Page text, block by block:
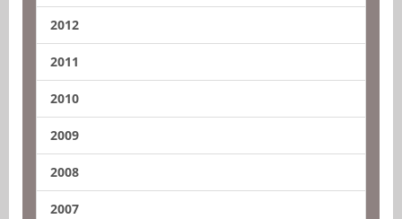
2012
2011
2010
2009
2008
2007